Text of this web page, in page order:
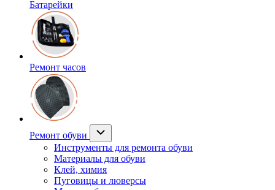
Батарейки
Ремонт часов
Ремонт обуви
Инструменты для ремонта обуви
Материалы для обуви
Клей, химия
Пуговицы и люверсы